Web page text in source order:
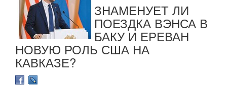
ЗНАМЕНУЕТ ЛИ
ПОЕЗДКА ВЭНСА В
БАКУ И ЕРЕВАН
НОВУЮ РОЛЬ США НА
КАВКАЗЕ?